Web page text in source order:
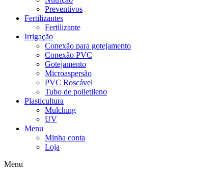
Preventivos
Fertilizantes
Fertilizante
Irrigação
Conexão para gotejamento
Conexão PVC
Gotejamento
Microaspersão
PVC Roscável
Tubo de polietileno
Plasticultura
Mulching
UV
Menu
Minha conta
Loja
Menu